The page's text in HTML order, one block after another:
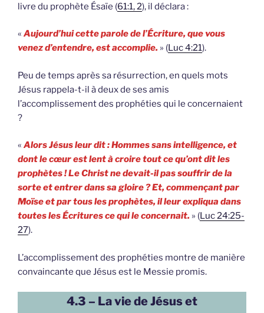
livre du prophète Ésaïe (61:1, 2), il déclara :
« Aujourd’hui cette parole de l’Écriture, que vous
venez d’entendre, est accomplie. » (Luc 4:21).
Peu de temps après sa résurrection, en quels mots
Jésus rappela-t-il à deux de ses amis
l’accomplissement des prophéties qui le concernaient
?
« Alors Jésus leur dit : Hommes sans intelligence, et
dont le cœur est lent à croire tout ce qu’ont dit les
prophètes ! Le Christ ne devait-il pas souffrir de la
sorte et entrer dans sa gloire ? Et, commençant par
Moïse et par tous les prophètes, il leur expliqua dans
toutes les Écritures ce qui le concernait. » (Luc 24:25-
27).
L’accomplissement des prophéties montre de manière
convaincante que Jésus est le Messie promis.
4.3 – La vie de Jésus et